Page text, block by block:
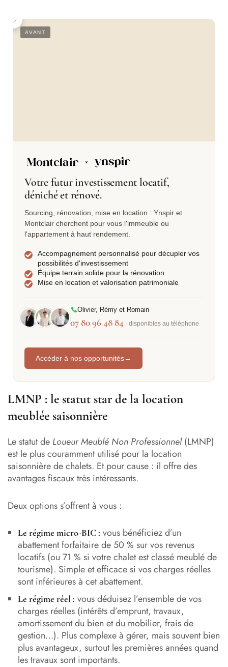
Votre futur investissement locatif,
déniché et rénové.
Sourcing, rénovation, mise en location : Ynspir et
Montclair cherchent pour vous l'immeuble ou
l'appartement à haut rendement.
Accompagnement personnalisé pour décupler vos
possibilités d'investissement
Équipe terrain solide pour la rénovation
Mise en location et valorisation patrimoniale
Olivier, Rémy et Romain
07 80 96 48 84 · disponibles au téléphone
Accéder à nos opportunités→
AVANT
LMNP : le statut star de la location
meublée saisonnière
Le statut de Loueur Meublé Non Professionnel(LMNP)
est le plus couramment utilisé pour la location
saisonnière de chalets. Et pour cause : il offre des
avantages fiscaux très intéressants.
Deux options s’offrent à vous :
Le régime micro-BIC : vous bénéficiez d’un
abattement forfaitaire de 50 % sur vos revenus
locatifs (ou 71 % si votre chalet est classé meublé de
tourisme). Simple et efficace si vos charges réelles
sont inférieures à cet abattement.
Le régime réel : vous déduisez l’ensemble de vos
charges réelles (intérêts d’emprunt, travaux,
amortissement du bien et du mobilier, frais de
gestion…). Plus complexe à gérer, mais souvent bien
plus avantageux, surtout les premières années quand
les travaux sont importants.